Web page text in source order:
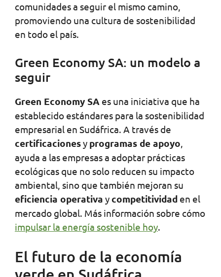
comunidades a seguir el mismo camino,
promoviendo una cultura de sostenibilidad
en todo el país.
Green Economy SA: un modelo a
seguir
Green Economy SA es una iniciativa que ha
establecido estándares para la sostenibilidad
empresarial en Sudáfrica. A través de
certificacionesy programas de apoyo,
ayuda a las empresas a adoptar prácticas
ecológicas que no solo reducen su impacto
ambiental, sino que también mejoran su
eficiencia operativa ycompetitividad en el
mercado global. Más información sobre cómo
impulsar la energía sostenible hoy.
El futuro de la economía